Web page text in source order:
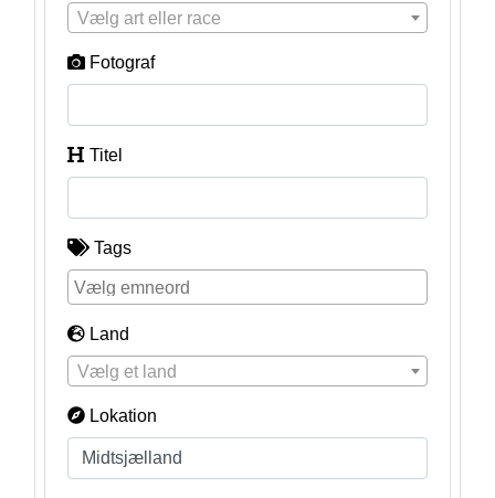
Vælg art eller race
Fotograf
Titel
Tags
Land
Vælg et land
Lokation